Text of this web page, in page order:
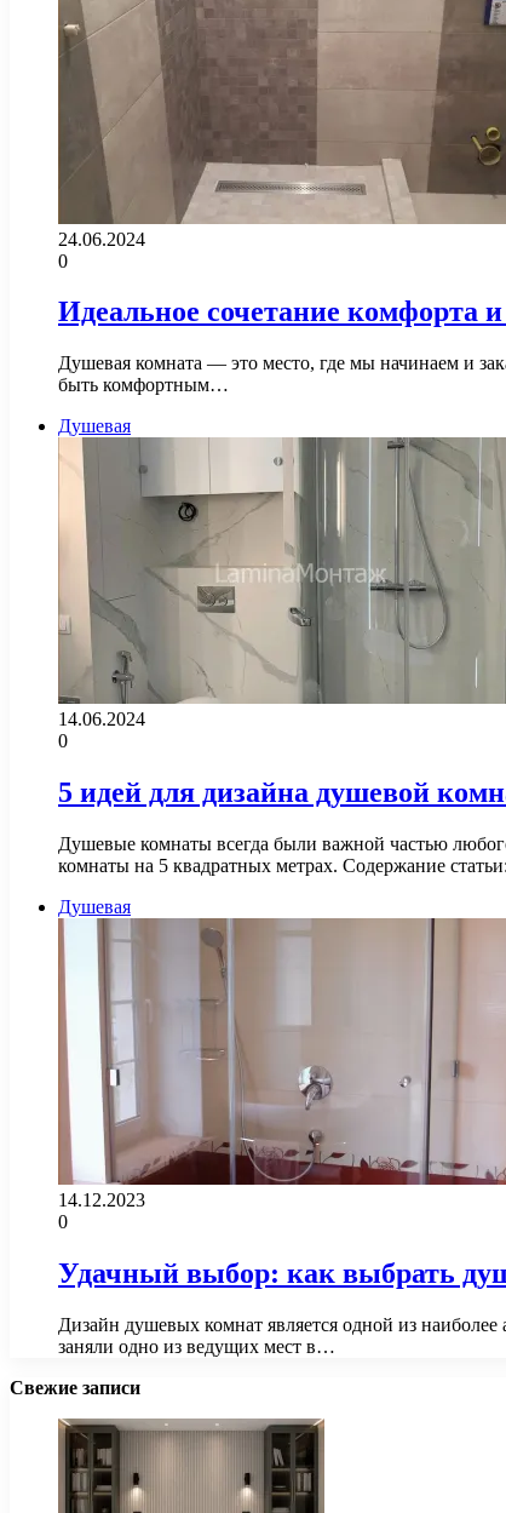
24.06.2024
0
Идеальное сочетание комфорта
Душевая комната — это место, где мы начинаем и
быть комфортным…
Душевая
14.06.2024
0
5 идей для дизайна душевой
Душевые комнаты всегда были важной частью
комнаты на 5 квадратных метрах. Содержание
Душевая
14.12.2023
0
Удачный выбор: как выбрать
Дизайн душевых комнат является одной из
заняли одно из ведущих мест в…
Свежие записи